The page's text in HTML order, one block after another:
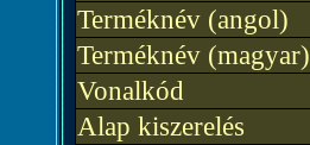
Terméknév (angol)
Terméknév (magyar)
Vonalkód
Alap kiszerelés